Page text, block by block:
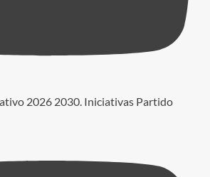
2026 2030. Iniciativas Partido